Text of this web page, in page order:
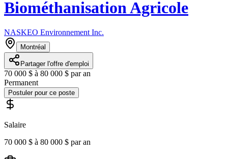
Biométhanisation Agricole
NASKEO Environnement Inc.
Montréal
Partager l'offre d'emploi
70 000 $ à 80 000 $ par an
Permanent
Postuler pour ce poste
Salaire
70 000 $ à 80 000 $ par an